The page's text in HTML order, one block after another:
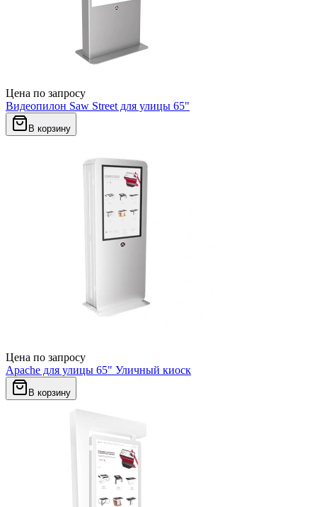
Цена по запросу
Видеопилон Saw Street для улицы 65"
В корзину
Цена по запросу
Apache для улицы 65" Уличный киоск
В корзину